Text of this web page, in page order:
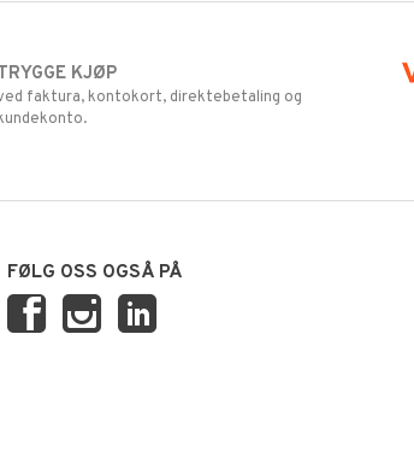
KJØP
faktura, kontokort, direktebetaling og
FØLG OSS OGSÅ PÅ